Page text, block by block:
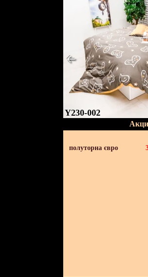
Y230-002
полуторна євро